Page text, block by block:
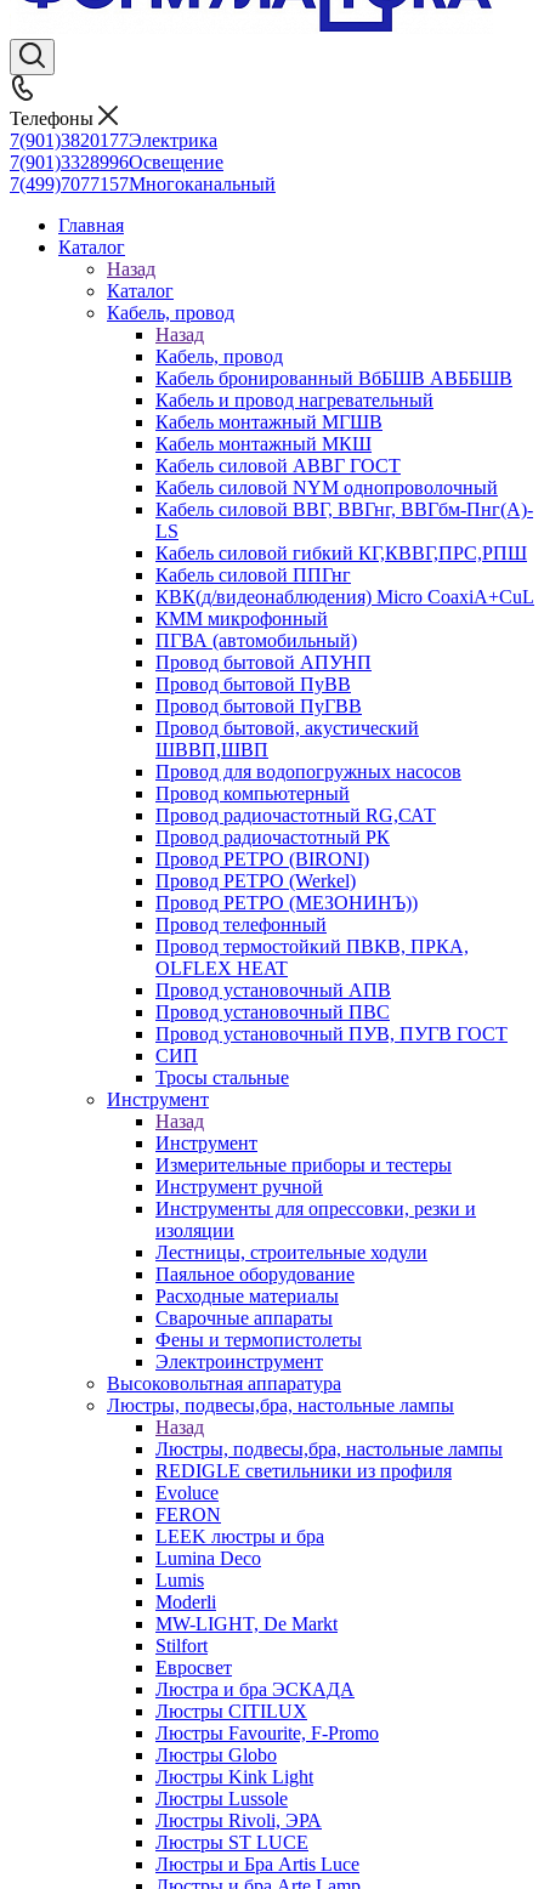
Телефоны
7(901)3820177Электрика
7(901)3328996Освещение
7(499)7077157Многоканальный
Главная
Каталог
Назад
Каталог
Кабель, провод
Назад
Кабель, провод
Кабель бронированный ВбБШВ АВББШВ
Кабель и провод нагревательный
Кабель монтажный МГШВ
Кабель монтажный МКШ
Кабель силовой АВВГ ГОСТ
Кабель силовой NYM однопроволочный
Кабель силовой ВВГ, ВВГнг, ВВГбм-Пнг(А)-
LS
Кабель силовой гибкий КГ,КВВГ,ПРС,РПШ
Кабель силовой ППГнг
КВК(д/видеонаблюдения) Micro CoaxiA+CuL
КММ микрофонный
ПГВА (автомобильный)
Провод бытовой АПУНП
Провод бытовой ПуВВ
Провод бытовой ПуГВВ
Провод бытовой, акустический
ШВВП,ШВП
Провод для водопогружных насосов
Провод компьютерный
Провод радиочастотный RG,САТ
Провод радиочастотный РК
Провод РЕТРО (BIRONI)
Провод РЕТРО (Werkel)
Провод РЕТРО (МЕЗОНИНЪ))
Провод телефонный
Провод термостойкий ПВКВ, ПРКА,
OLFLEX HEAT
Провод установочный АПВ
Провод установочный ПВС
Провод установочный ПУВ, ПУГВ ГОСТ
СИП
Тросы стальные
Инструмент
Назад
Инструмент
Измерительные приборы и тестеры
Инструмент ручной
Инструменты для опрессовки, резки и
изоляции
Лестницы, строительные ходули
Паяльное оборудование
Расходные материалы
Сварочные аппараты
Фены и термопистолеты
Электроинструмент
Высоковольтная аппаратура
Люстры, подвесы,бра, настольные лампы
Назад
Люстры, подвесы,бра, настольные лампы
REDIGLE светильники из профиля
Evoluce
FERON
LEEK люстры и бра
Lumina Deco
Lumis
Moderli
MW-LIGHT, De Markt
Stilfort
Евросвет
Люстра и бра ЭСКАДА
Люстры CITILUX
Люстры Favourite, F-Promo
Люстры Globo
Люстры Kink Light
Люстры Lussole
Люстры Rivoli, ЭРА
Люстры ST LUCE
Люстры и Бра Artis Luce